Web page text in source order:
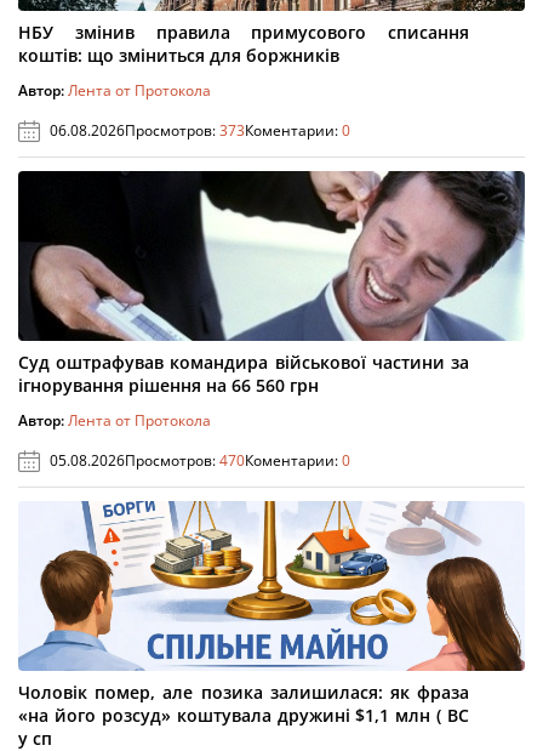
НБУ змінив правила примусового списання
коштів: що зміниться для боржників
Автор:Лента от Протокола
06.08.2026Просмотров:373Коментарии:0
Суд оштрафував командира військової частини за
ігнорування рішення на 66 560 грн
Автор:Лента от Протокола
05.08.2026Просмотров:470Коментарии:0
Чоловік помер, але позика залишилася: як фраза
«на його розсуд» коштувала дружині $1,1 млн ( ВС
у сп